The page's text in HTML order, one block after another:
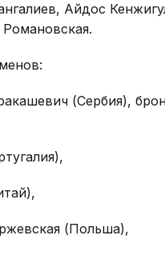
Айдос
(Сербия),
(Польша),